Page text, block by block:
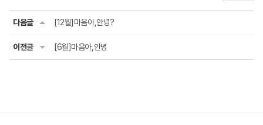
다음글 [12월]마음아,안녕?
이전글 [6월]마음아,안녕